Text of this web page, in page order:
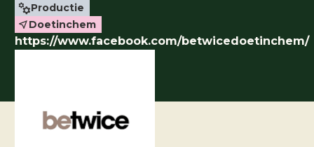
Productie
Doetinchem
https://www.facebook.com/betwicedoetinchem/